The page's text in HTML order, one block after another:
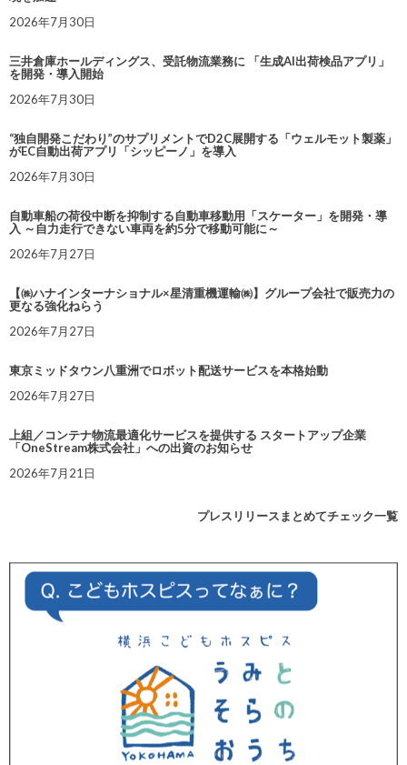
2026年7月30日
三井倉庫ホールディングス、受託物流業務に 「生成AI出荷検品アプリ」
を開発・導入開始
2026年7月30日
“独自開発こだわり”のサプリメントでD2C展開する「ウェルモット製薬」
がEC自動出荷アプリ「シッピーノ」を導入
2026年7月30日
自動車船の荷役中断を抑制する自動車移動用「スケーター」を開発・導
入 ～自力走行できない車両を約5分で移動可能に～
2026年7月27日
【㈱ハナインターナショナル×星清重機運輸㈱】グループ会社で販売力の
更なる強化ねらう
2026年7月27日
東京ミッドタウン八重洲でロボット配送サービスを本格始動
2026年7月27日
上組／コンテナ物流最適化サービスを提供する スタートアップ企業
「OneStream株式会社」への出資のお知らせ
2026年7月21日
プレスリリースまとめてチェック一覧